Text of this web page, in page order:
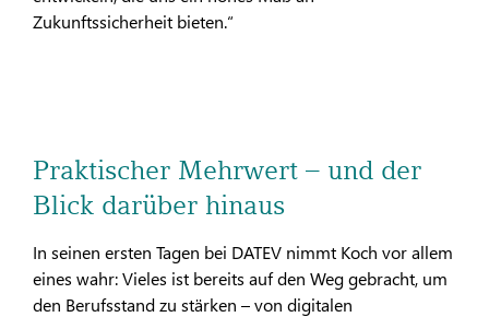
Zukunftssicherheit bieten.“
Praktischer Mehrwert – und der
Blick darüber hinaus
In seinen ersten Tagen bei DATEV nimmt Koch vor allem
eines wahr: Vieles ist bereits auf den Weg gebracht, um
den Berufsstand zu stärken – von digitalen